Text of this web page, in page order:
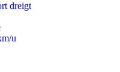
dreigt
u